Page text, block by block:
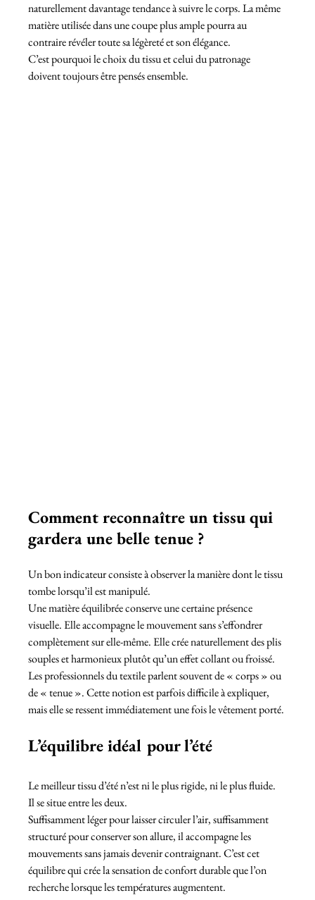
naturellement davantage tendance à suivre le corps. La même
matière utilisée dans une coupe plus ample pourra au
contraire révéler toute sa légèreté et son élégance.
C’est pourquoi le choix du tissu et celui du patronage
doivent toujours être pensés ensemble.
Comment reconnaître un tissu qui
gardera une belle tenue ?
Un bon indicateur consiste à observer la manière dont le tissu
tombe lorsqu’il est manipulé.
Une matière équilibrée conserve une certaine présence
visuelle. Elle accompagne le mouvement sans s’effondrer
complètement sur elle-même. Elle crée naturellement des plis
souples et harmonieux plutôt qu’un effet collant ou froissé.
Les professionnels du textile parlent souvent de « corps » ou
de « tenue ». Cette notion est parfois difficile à expliquer,
mais elle se ressent immédiatement une fois le vêtement porté.
L’équilibre idéal pour l’été
Le meilleur tissu d’été n’est ni le plus rigide, ni le plus fluide.
Il se situe entre les deux.
Suffisamment léger pour laisser circuler l’air, suffisamment
structuré pour conserver son allure, il accompagne les
mouvements sans jamais devenir contraignant. C’est cet
équilibre qui crée la sensation de confort durable que l’on
recherche lorsque les températures augmentent.